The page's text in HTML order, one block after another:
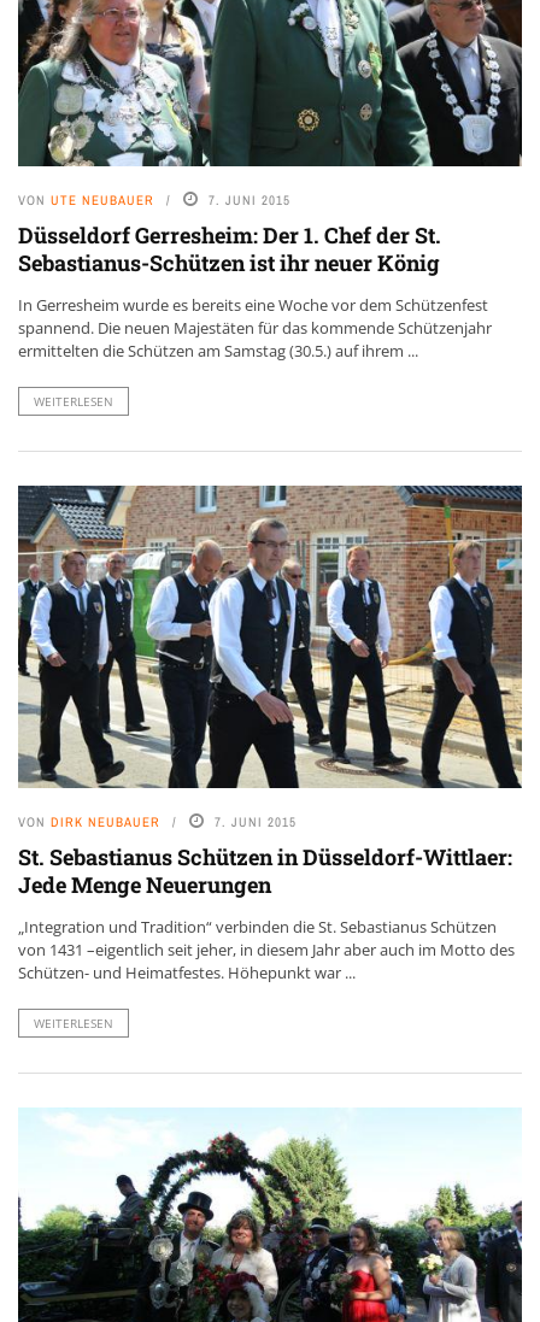
VON UTE NEUBAUER 7. JUNI 2015
Düsseldorf Gerresheim: Der 1. Chef der St.
Sebastianus-Schützen ist ihr neuer König
In Gerresheim wurde es bereits eine Woche vor dem Schützenfest
spannend. Die neuen Majestäten für das kommende Schützenjahr
ermittelten die Schützen am Samstag (30.5.) auf ihrem ...
WEITERLESEN
VON DIRK NEUBAUER 7. JUNI 2015
St. Sebastianus Schützen in Düsseldorf-Wittlaer:
Jede Menge Neuerungen
„Integration und Tradition“ verbinden die St. Sebastianus Schützen
von 1431 –eigentlich seit jeher, in diesem Jahr aber auch im Motto des
Schützen- und Heimatfestes. Höhepunkt war ...
WEITERLESEN